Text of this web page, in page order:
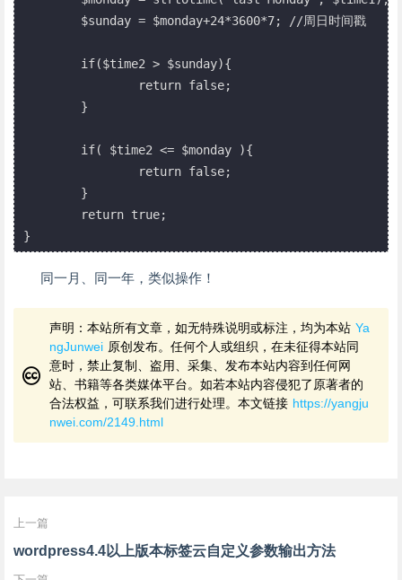
同一月、同一年，类似操作！
声明：本站所有文章，如无特殊说明或标注，均为本站 Ya
ngJunwei 原创发布。任何个人或组织，在未征得本站同
意时，禁止复制、盗用、采集、发布本站内容到任何网
站、书籍等各类媒体平台。如若本站内容侵犯了原著者的
合法权益，可联系我们进行处理。本文链接 https://yangju
nwei.com/2149.html
上一篇
wordpress4.4以上版本标签云自定义参数输出方法